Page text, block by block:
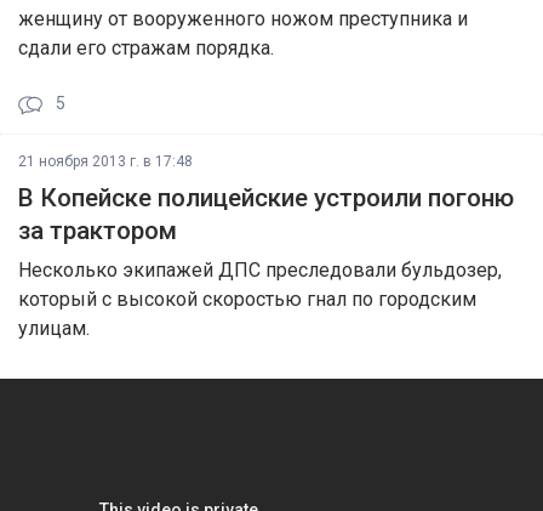
женщину от вооруженного ножом преступника и
сдали его стражам порядка.
5
21 ноября 2013 г. в 17:48
В Копейске полицейские устроили погоню
за трактором
Несколько экипажей ДПС преследовали бульдозер,
который с высокой скоростью гнал по городским
улицам.